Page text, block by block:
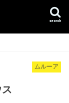
search
ムルーア